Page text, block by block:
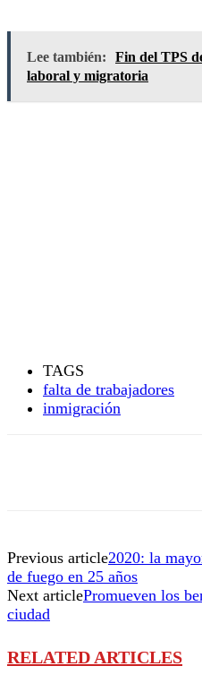
Lee también:
Fin del TPS
laboral y migratoria
TAGS
falta de trabajadores
inmigración
Previous article2020: la
de fuego en 25 años
Next articlePromueven los
ciudad
RELATED ARTICLES